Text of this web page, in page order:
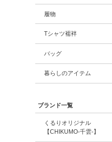
履物
Tシャツ襦袢
バッグ
暮らしのアイテム
ブランド一覧
くるりオリジナル
【CHIKUMO-千雲-】